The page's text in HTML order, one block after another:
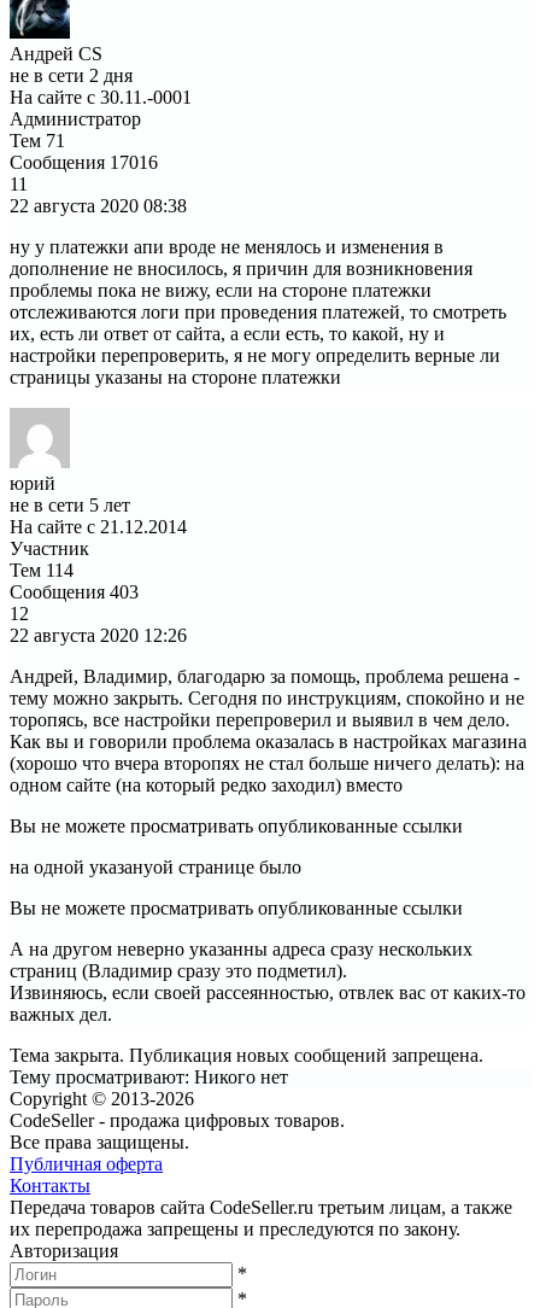
Андрей CS
не в сети 2 дня
На сайте с 30.11.-0001
Администратор
Тем 71
Сообщения 17016
11
22 августа 2020 08:38
ну у платежки апи вроде не менялось и изменения в
дополнение не вносилось, я причин для возникновения
проблемы пока не вижу, если на стороне платежки
отслеживаются логи при проведения платежей, то смотреть
их, есть ли ответ от сайта, а если есть, то какой, ну и
настройки перепроверить, я не могу определить верные ли
страницы указаны на стороне платежки
юрий
не в сети 5 лет
На сайте с 21.12.2014
Участник
Тем 114
Сообщения 403
12
22 августа 2020 12:26
Андрей, Владимир, благодарю за помощь, проблема решена -
тему можно закрыть. Сегодня по инструкциям, спокойно и не
торопясь, все настройки перепроверил и выявил в чем дело.
Как вы и говорили проблема оказалась в настройках магазина
(хорошо что вчера второпях не стал больше ничего делать): на
одном сайте (на который редко заходил) вместо
Вы не можете просматривать опубликованные ссылки
на одной указанyой странице было
Вы не можете просматривать опубликованные ссылки
А на другом неверно указанны адреса сразу нескольких
страниц (Владимир сразу это подметил).
Извиняюсь, если своей рассеянностью, отвлек вас от каких-то
важных дел.
Тема закрыта. Публикация новых сообщений запрещена.
Тему просматривают: Никого нет
Copyright © 2013-2026
CodeSeller - продажа цифровых товаров.
Все права защищены.
Публичная оферта
Контакты
Передача товаров сайта CodeSeller.ru третьим лицам, а также
их перепродажа запрещены и преследуются по закону.
Авторизация
*
*